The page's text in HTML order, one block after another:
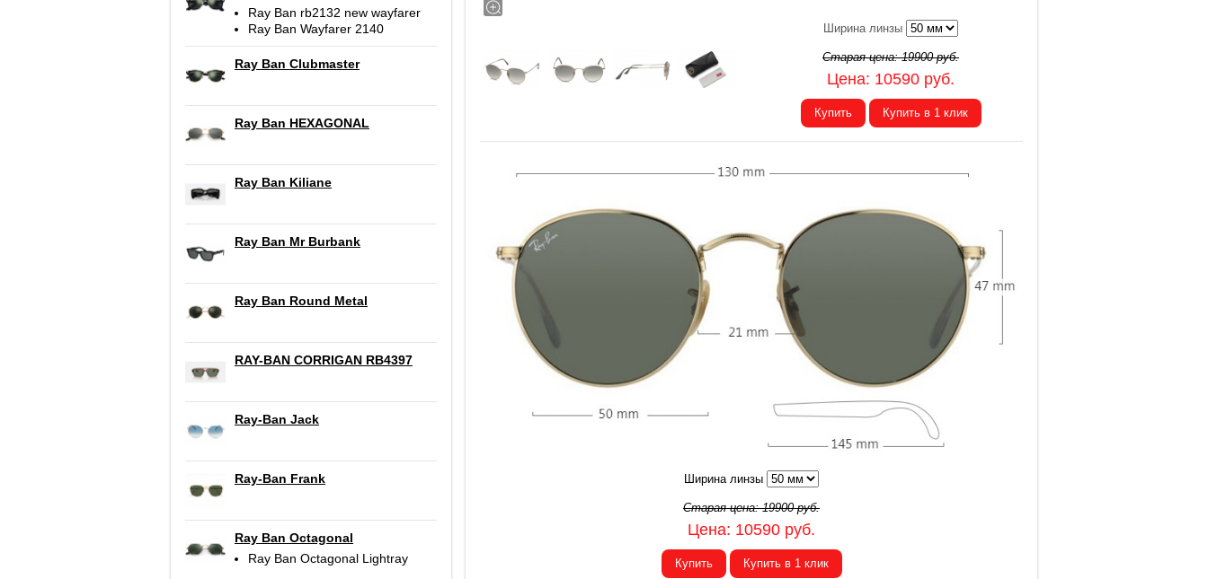
Ray Ban rb2132 new wayfarer
Ray Ban Wayfarer 2140
Ray Ban Clubmaster
Ray Ban HEXAGONAL
Ray Ban Kiliane
Ray Ban Mr Burbank
Ray Ban Round Metal
RAY-BAN CORRIGAN RB4397
Ray-Ban Jack
Ray-Ban Frank
Ray Ban Octagonal
Ray Ban Octagonal Lightray
Ширина линзы
Старая цена:19900руб.
Цена: 10590 руб.
Купить Купить в 1 клик
Ширина линзы
Старая цена:19900руб.
Цена: 10590 руб.
Купить Купить в 1 клик